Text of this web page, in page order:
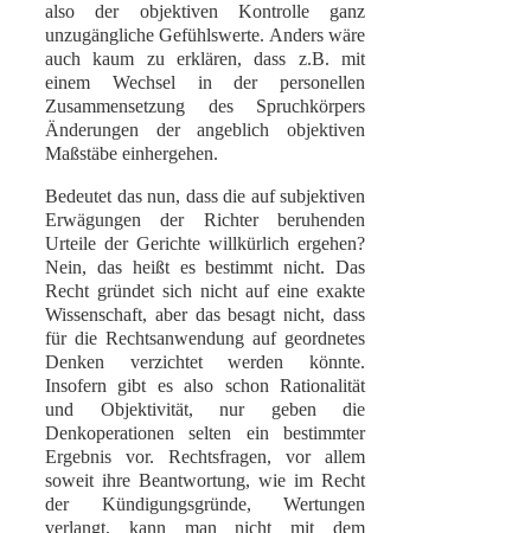
also der objektiven Kontrolle ganz
unzugängliche Gefühlswerte. Anders wäre
auch kaum zu erklären, dass z.B. mit
einem Wechsel in der personellen
Zusammensetzung des Spruchkörpers
Änderungen der angeblich objektiven
Maßstäbe einhergehen.
Bedeutet das nun, dass die auf subjektiven
Erwägungen der Richter beruhenden
Urteile der Gerichte willkürlich ergehen?
Nein, das heißt es bestimmt nicht. Das
Recht gründet sich nicht auf eine exakte
Wissenschaft, aber das besagt nicht, dass
für die Rechtsanwendung auf geordnetes
Denken verzichtet werden könnte.
Insofern gibt es also schon Rationalität
und Objektivität, nur geben die
Denkoperationen selten ein bestimmter
Ergebnis vor. Rechtsfragen, vor allem
soweit ihre Beantwortung, wie im Recht
der Kündigungsgründe, Wertungen
verlangt, kann man nicht mit dem